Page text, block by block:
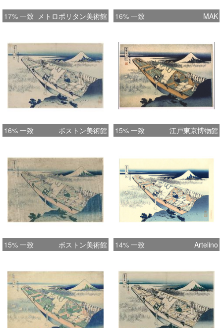
17% 一致 メトロポリタン美術館 16% 一致 MAK
16% 一致 ボストン美術館 15% 一致 江戸東京博物館
15% 一致 ボストン美術館 14% 一致 Artelino